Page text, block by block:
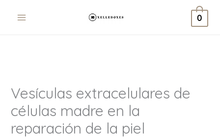
0
Vesículas extracelulares de
células madre en la
reparación de la piel